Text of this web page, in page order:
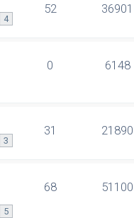
4
52 36901
0 6148
3
31 21890
5
68 51100